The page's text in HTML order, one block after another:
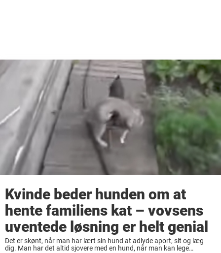
Kvinde beder hunden om at
hente familiens kat – vovsens
uventede løsning er helt genial
Det er skønt, når man har lært sin hund at adlyde aport, sit og læg
dig. Man har det altid sjovere med en hund, når man kan lege